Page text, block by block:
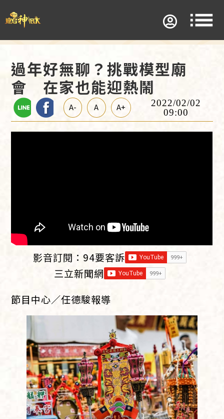
過年好無聊？挑戰模型廟
會 在家也能迎熱鬧
A- A A+
2022/02/02
09:00
影音訂閱： 94要客訴
三立新聞網
節目中心／任德駿報導